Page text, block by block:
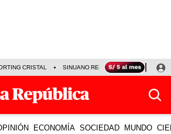
CRISTAL SINUANO RESULTADOS HOY
ECONOMÍA SOCIEDAD MUNDO